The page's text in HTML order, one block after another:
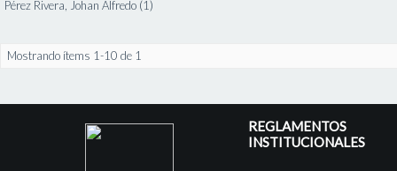
Pérez Rivera, Johan Alfredo (1)
Mostrando ítems 1-10 de 1
REGLAMENTOS
INSTITUCIONALES